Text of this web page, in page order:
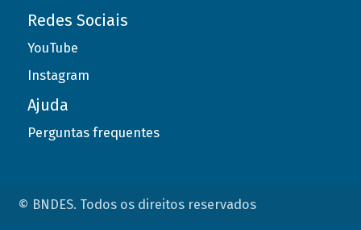
Redes Sociais
YouTube
Instagram
Ajuda
Perguntas frequentes
© BNDES. Todos os direitos reservados